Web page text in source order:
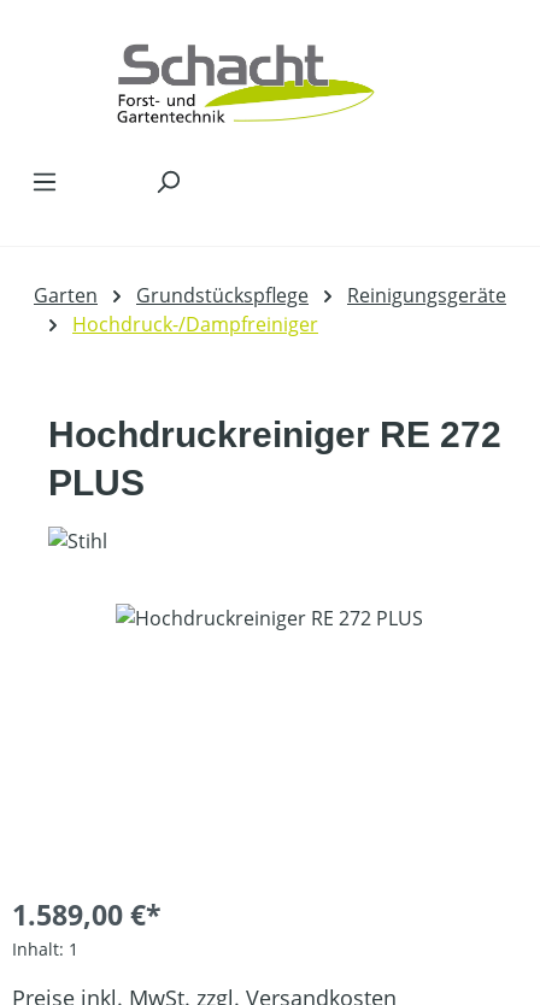
Garten Grundstückspflege
Reinigungsgeräte
Hochdruck-/Dampfreiniger
Hochdruckreiniger RE 272
PLUS
Bildergalerie überspringen
1.589,00 €*
Inhalt: 1
Preise inkl. MwSt. zzgl. Versandkosten